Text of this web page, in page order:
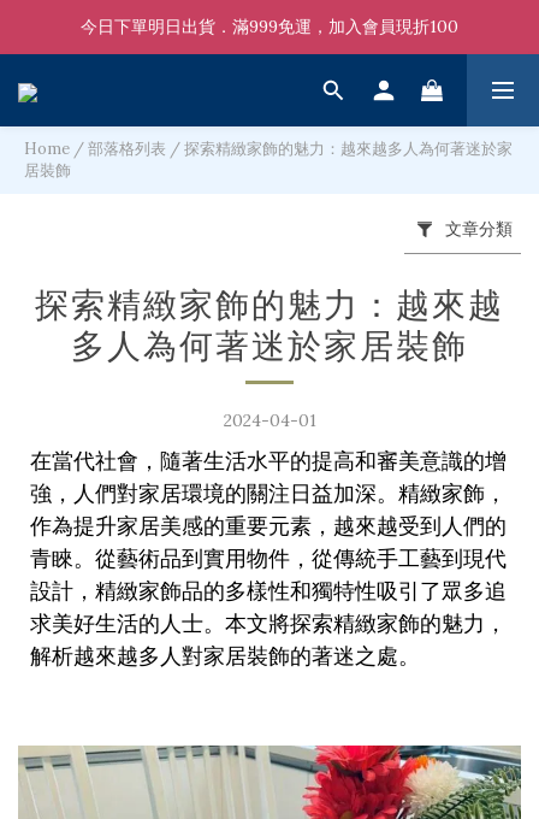
今日下單明日出貨．滿999免運，加入會員現折100
Home /部落格列表 /探索精緻家飾的魅力：越來越多人為何著迷於家
居裝飾
文章分類
探索精緻家飾的魅力：越來越
多人為何著迷於家居裝飾
2024-04-01
在當代社會，隨著生活水平的提高和審美意識的增
強，人們對家居環境的關注日益加深。精緻家飾，
作為提升家居美感的重要元素，越來越受到人們的
青睞。從藝術品到實用物件，從傳統手工藝到現代
設計，精緻家飾品的多樣性和獨特性吸引了眾多追
求美好生活的人士。本文將探索精緻家飾的魅力，
解析越來越多人對家居裝飾的著迷之處。